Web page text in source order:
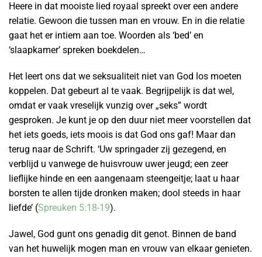
Heere in dat mooiste lied royaal spreekt over een andere
relatie. Gewoon die tussen man en vrouw. En in die relatie
gaat het er intiem aan toe. Woorden als ‘bed’ en
‘slaapkamer’ spreken boekdelen…
Het leert ons dat we seksualiteit niet van God los moeten
koppelen. Dat gebeurt al te vaak. Begrijpelijk is dat wel,
omdat er vaak vreselijk vunzig over „seks” wordt
gesproken. Je kunt je op den duur niet meer voorstellen dat
het iets goeds, iets moois is dat God ons gaf! Maar dan
terug naar de Schrift. ‘Uw springader zij gezegend, en
verblijd u vanwege de huisvrouw uwer jeugd; een zeer
lieflijke hinde en een aangenaam steengeitje; laat u haar
borsten te allen tijde dronken maken; dool steeds in haar
liefde’ (Spreuken 5:18-19).
Jawel, God gunt ons genadig dit genot. Binnen de band
van het huwelijk mogen man en vrouw van elkaar genieten.